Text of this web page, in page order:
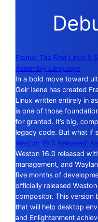
Frame: The First Linux X
Assembly Language
In a bold move toward
Geir Isene has created
Linux written entirely in
is one of those
for granted. It’s big,
legacy code. But what if
Weston 16.0 Released:
Weston 16.0 released
management, and
five months of
officially released
compositor. This version
that will help desktop
and Enlightenment